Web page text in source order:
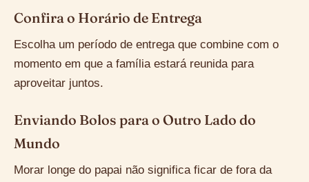
Confira o Horário de Entrega
Escolha um período de entrega que combine com o
momento em que a família estará reunida para
aproveitar juntos.
Enviando Bolos para o Outro Lado do
Mundo
Morar longe do papai não significa ficar de fora da